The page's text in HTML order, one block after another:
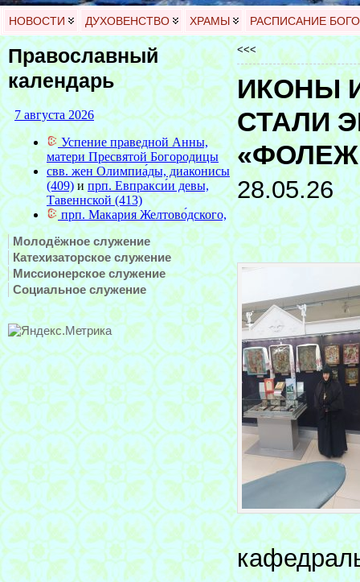
НОВОСТИ ДУХОВЕНСТВО ХРАМЫ РАСПИСАНИЕ
Православный
календарь
Молодёжное служение
Катехизаторское служение
Миссионерское служение
Социальное служение
<<<
ИКОНЫ
СТАЛИ
28.05.26